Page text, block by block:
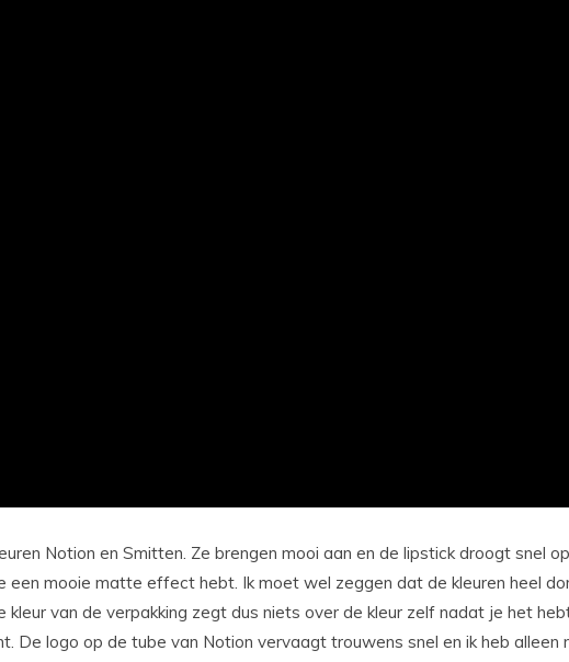
Notion en Smitten. Ze brengen mooi aan en de lipstick droogt snel op
een mooie matte effect hebt. Ik moet wel zeggen dat de kleuren heel
kleur van de verpakking zegt dus niets over de kleur zelf nadat je het
De logo op de tube van Notion vervaagt trouwens snel en ik heb alleen